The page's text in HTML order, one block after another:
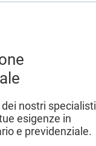
nostri specialisti
esigenze in
e previdenziale.